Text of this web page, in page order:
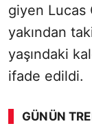
giyen Lucas
yakından
yaşındaki
ifade edildi.
GÜNÜN